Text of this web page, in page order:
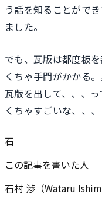
う話を知ることがで
ました。
でも、瓦版は都度板
くちゃ手間がかかる
瓦版を出して、、、
くちゃすごいな、、、
石
この記事を書いた人
石村 渉（Wataru